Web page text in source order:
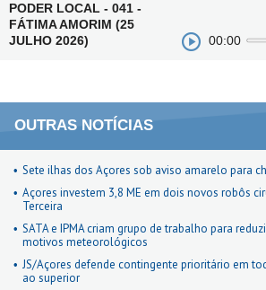
PODER LOCAL - 041 -
FÁTIMA AMORIM (25
JULHO 2026)
00:00
OUTRAS NOTÍCIAS
Sete ilhas dos Açores sob aviso amarelo para
Açores investem 3,8 ME em dois novos robôs
Terceira
SATA e IPMA criam grupo de trabalho para
motivos meteorológicos
JS/Açores defende contingente prioritário em
ao superior